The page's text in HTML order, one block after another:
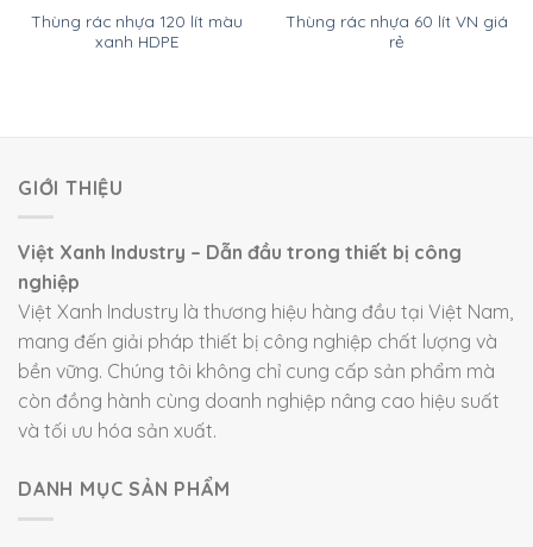
Thùng rác nhựa 120 lít màu
xanh HDPE
Thùng rác nhựa 60 lít VN giá
rẻ
GIỚI THIỆU
Việt Xanh Industry – Dẫn đầu trong thiết bị công
nghiệp
Việt Xanh Industry là thương hiệu hàng đầu tại Việt Nam,
mang đến giải pháp thiết bị công nghiệp chất lượng và
bền vững. Chúng tôi không chỉ cung cấp sản phẩm mà
còn đồng hành cùng doanh nghiệp nâng cao hiệu suất
và tối ưu hóa sản xuất.
DANH MỤC SẢN PHẨM